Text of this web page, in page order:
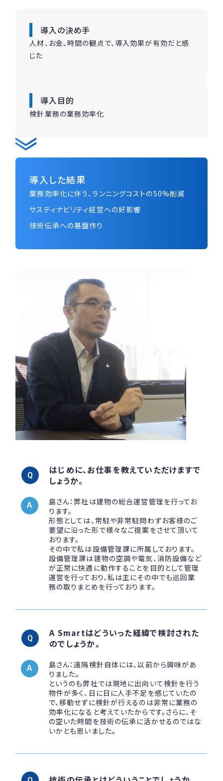
導入の決め手
人材、お金、時間の観点で、導入効果が有効だと感
じた
導入目的
検針業務の業務効率化
導入した結果
業務効率化に伴う、ランニングコストの50%削減
サスティナビリティ経営への好影響
技術伝承への基盤作り
はじめに、お仕事を教えていただけますで
しょうか。
島さん：弊社は建物の総合運営管理を行ってお
ります。
形態としては、常駐や非常駐問わずお客様のご
要望に沿った形で様々なご提案をさせて頂いて
おります。
その中で私は設備管理課に所属しております。
設備管理課は建物の空調や電気、消防設備など
が正常に快適に動作することを目的として管理
運営を行っており、私は主にその中でも巡回業
務の取りまとめを行っております。
A Smartはどういった経緯で検討された
のでしょうか。
島さん：遠隔検針自体には、以前から興味があ
りました。
というのも弊社では現地に出向いて検針を行う
物件が多く、日に日に人手不足を感じていたの
で、移動せずに検針が行えるのは非常に業務の
効率化になると考えていたからです。さらに、そ
の空いた時間を技術の伝承に活かせるのではな
いかとも思いました。